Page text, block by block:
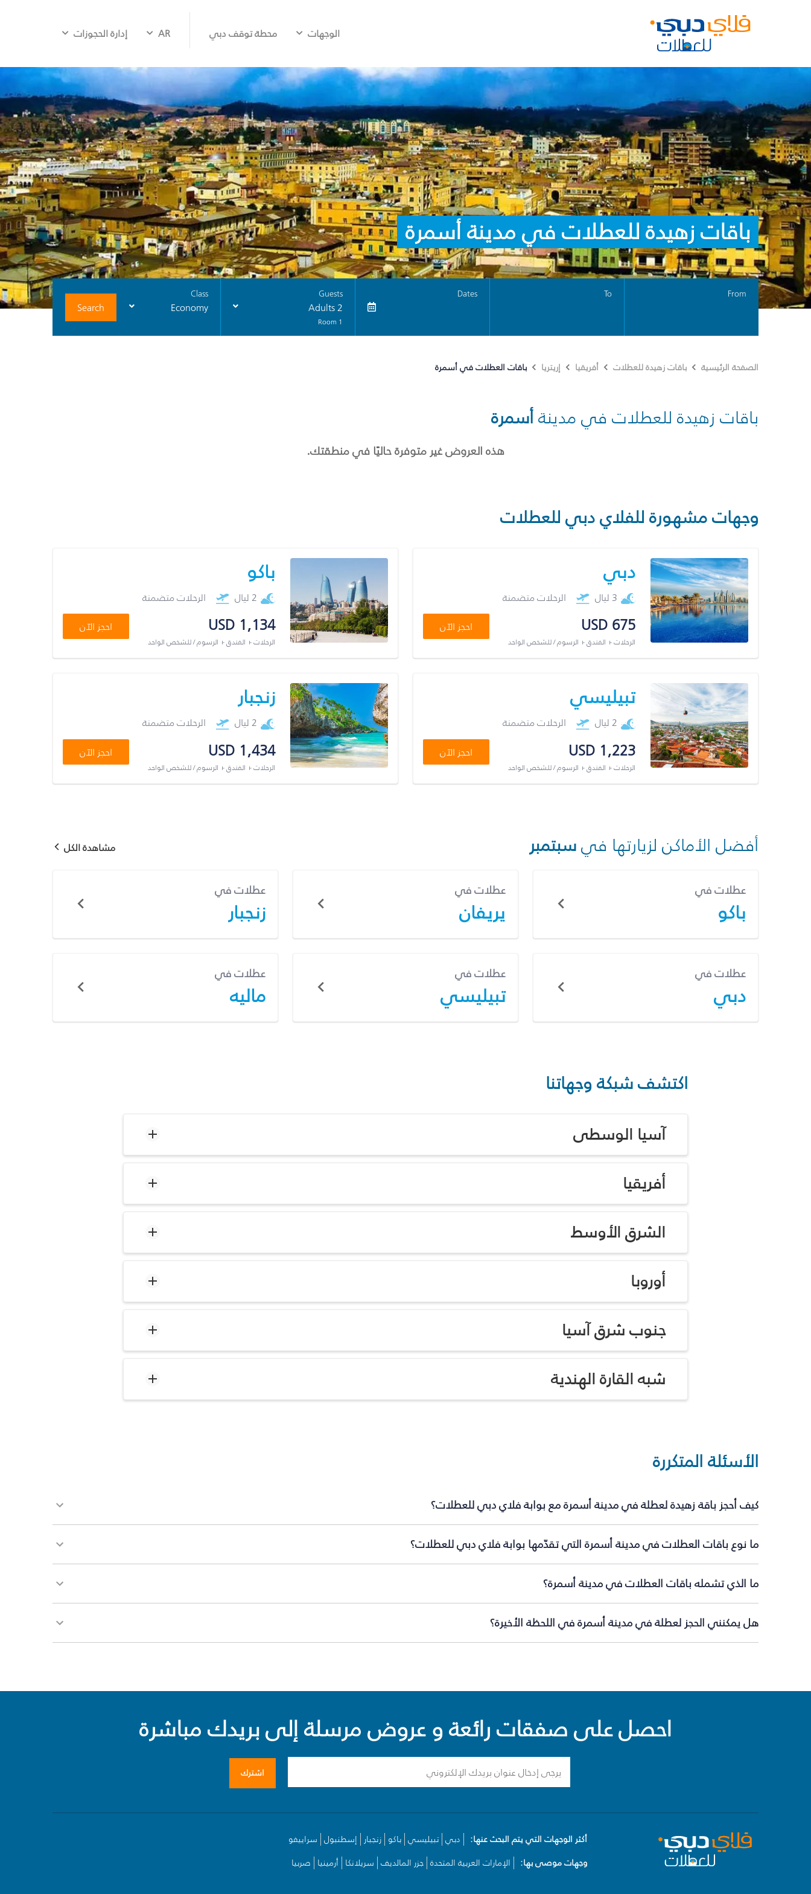
الوجهات محطة توقف دبي AR إدارة الحجوزات
باقات زهيدة للعطلات في مدينة أسمرة
From
To
Dates
Guests
2 Adults
1 Room
Class
Economy
Search
الصفحة الرئيسية باقات زهيدة للعطلات أفريقيا إريتريا باقات العطلات في أسمرة
باقات زهيدة للعطلات في مدينةأسمرة
هذه العروض غير متوفرة حاليًا في منطقتك.
وجهات مشهورة للفلاي دبي للعطلات
دبي
3 ليال الرحلات متضمنة
USD 675
الرحلات + الفندق + الرسوم / للشخص الواحد
احجز الآن
باكو
2 ليال الرحلات متضمنة
USD 1,134
الرحلات + الفندق + الرسوم / للشخص الواحد
احجز الآن
تبيليسي
2 ليال الرحلات متضمنة
USD 1,223
الرحلات + الفندق + الرسوم / للشخص الواحد
احجز الآن
زنجبار
2 ليال الرحلات متضمنة
USD 1,434
الرحلات + الفندق + الرسوم / للشخص الواحد
احجز الآن
أفضل الأماكن لزيارتها فيسبتمبر مشاهدة الكل
عطلات في
باكو
عطلات في
يريفان
عطلات في
زنجبار
عطلات في
دبي
عطلات في
تبيليسي
عطلات في
ماليه
اكتشف شبكة وجهاتنا
آسيا الوسطى
أفريقيا
الشرق الأوسط
أوروبا
جنوب شرق آسيا
شبه القارة الهندية
الأسئلة المتكررة
كيف أحجز باقة زهيدة لعطلة في مدينة أسمرة مع بوابة فلاي دبي للعطلات؟
ما نوع باقات العطلات في مدينة أسمرة التي تقدّمها بوابة فلاي دبي للعطلات؟
ما الذي تشمله باقات العطلات في مدينة أسمرة؟
هل يمكنني الحجز لعطلة في مدينة أسمرة في اللحظة الأخيرة؟
احصل على صفقات رائعة و عروض مرسلة إلى بريدك مباشرة
اشترك
أكثر الوجهات التي يتم البحث عنها: دبي تبيليسي باكو زنجبار إسطنبول سراييفو
وجهات موصى بها:
الإمارات العربية المتحدة جزر المالديف سريلانكا أرمينيا صربيا